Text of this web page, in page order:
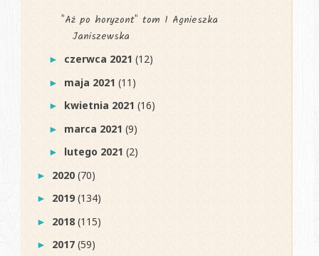
"Aż po horyzont" tom I Agnieszka
Janiszewska
► czerwca 2021(12)
► maja 2021(11)
► kwietnia 2021(16)
► marca 2021(9)
► lutego 2021(2)
► 2020(70)
► 2019(134)
► 2018(115)
► 2017(59)